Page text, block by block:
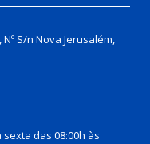
S/n Nova Jerusalém,
das 08:00h às